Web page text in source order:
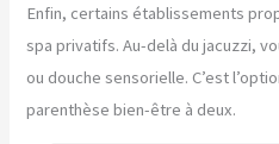
Enfin, certains établissements
spa privatifs. Au-delà du jacuzzi,
ou douche sensorielle. C’est
parenthèse bien-être à deux.